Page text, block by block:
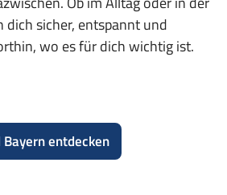
dich sicher, entspannt und
wo es für dich wichtig ist.
entdecken